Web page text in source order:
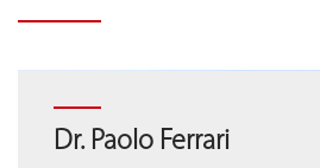
Chen Ruijie
Dr. Paolo Ferrari
Chen Ruijie
Dr. Paolo Ferrari